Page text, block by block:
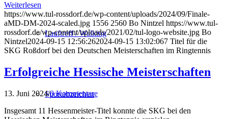
Lauftreff / Walking
Sportabzeichen
Weiterlesen
https://www.tul-rossdorf.de/wp-content/uploads/2024/09/Finale-
aMD-DM-2024-scaled.jpg 1556 2560 Bo Nintzel https://www.tul-
rossdorf.de/wp-content/uploads/2021/02/tul-logo-website.jpg Bo
Nintzel2024-09-15 12:56:262024-09-15 13:02:067 Titel für die
SKG Roßdorf bei den Deutschen Meisterschaften im Ringtennis
Erfolgreiche Hessische Meisterschaften
13. Juni 2024/0 Kommentare
Insgesamt 11 Hessenmeister-Titel konnte die SKG bei den